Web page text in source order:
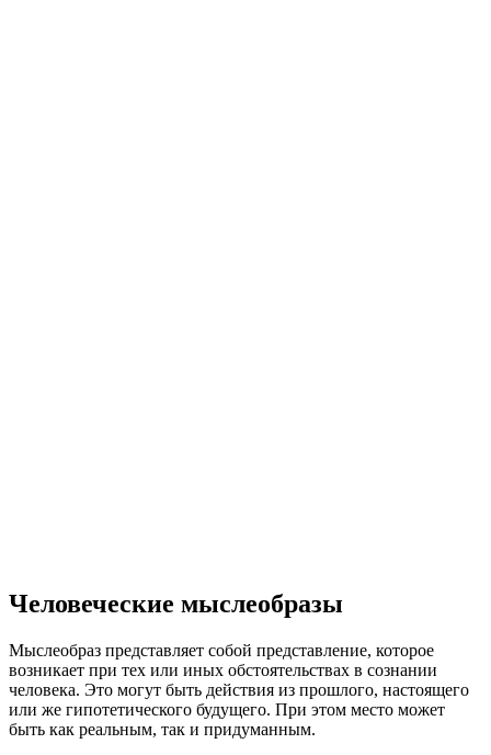
Человеческие мыслеобразы
Мыслеобраз представляет собой представление, которое
возникает при тех или иных обстоятельствах в сознании
человека. Это могут быть действия из прошлого, настоящего
или же гипотетического будущего. При этом место может
быть как реальным, так и придуманным.